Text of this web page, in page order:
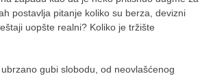
postavlja pitanje koliko su berza, devizni
uopšte realni? Koliko je tržište
gubi slobodu, od neovlašćenog